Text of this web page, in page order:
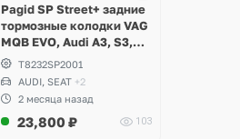
Pagid SP Street+ задние
тормозные колодки VAG
MQB EVO, Audi A3, S3,
RS3, Q3, Volkswagen
Golf 8 R, GTI, Tiguan,
Passat B9, Seat Leon,
Formentor Cupra
T8232SP2001
AUDI, SEAT +2
2 месяца назад
23,800 ₽ 103